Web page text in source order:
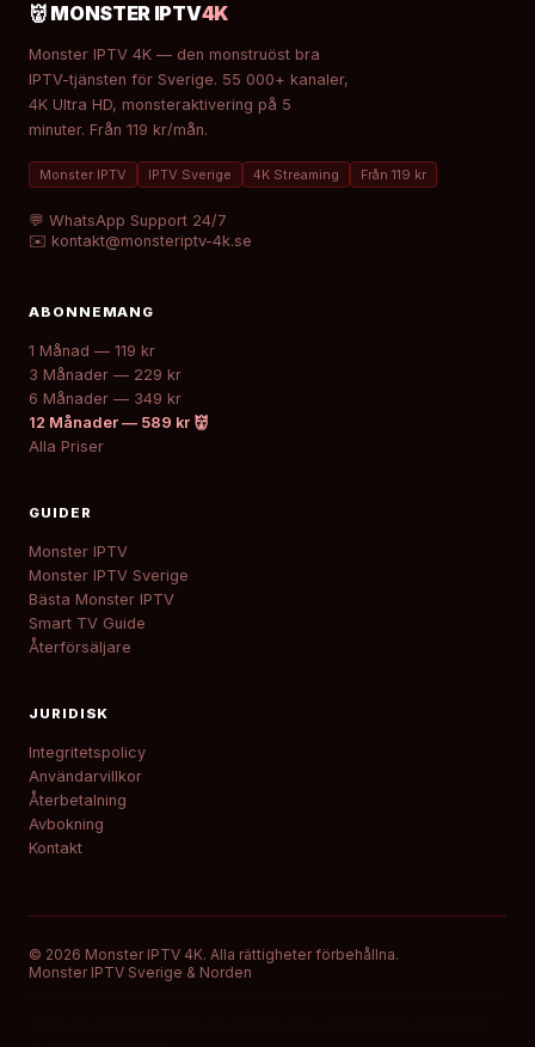
👹 MONSTER IPTV4K
Monster IPTV 4K — den monstruöst bra
IPTV-tjänsten för Sverige. 55 000+ kanaler,
4K Ultra HD, monsteraktivering på 5
minuter. Från 119 kr/mån.
Monster IPTV IPTV Sverige 4K Streaming Från 119 kr
💬 WhatsApp Support 24/7
✉️ kontakt@monsteriptv-4k.se
ABONNEMANG
1 Månad — 119 kr
3 Månader — 229 kr
6 Månader — 349 kr
12 Månader — 589 kr 👹
Alla Priser
GUIDER
Monster IPTV
Monster IPTV Sverige
Bästa Monster IPTV
Smart TV Guide
Återförsäljare
JURIDISK
Integritetspolicy
Användarvillkor
Återbetalning
Avbokning
Kontakt
© 2026 Monster IPTV 4K. Alla rättigheter förbehållna.
Monster IPTV Sverige & Norden